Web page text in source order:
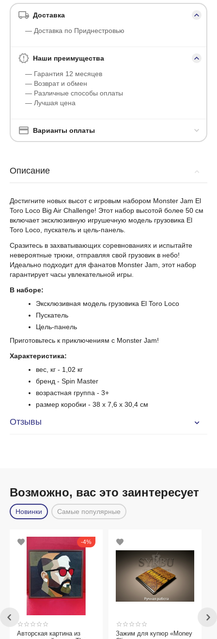
Доставка
— Доставка по Приднестровью
Наши преимущества
— Гарантия 12 месяцев
— Возврат и обмен
— Различные способы оплаты
— Лучшая цена
Варианты оплаты
Описание
Достигните новых высот с игровым набором Monster Jam El
Toro Loco Big Air Challenge! Этот набор высотой более 50 см
включает эксклюзивную игрушечную модель грузовика El
Toro Loco, пускатель и цель-панель.
Сразитесь в захватывающих соревнованиях и испытайте
невероятные трюки, отправляя свой грузовик в небо!
Идеально подходит для фанатов Monster Jam, этот набор
гарантирует часы увлекательной игры.
В наборе:
Эксклюзивная модель грузовика El Toro Loco
Пускатель
Цель-панель
Приготовьтесь к приключениям с Monster Jam!
Характеристика:
вес, кг - 1,02 кг
бренд - Spin Master
возрастная группа - 3+
размер коробки - 38 x 7,6 x 30,4 см
Отзывы
Возможно, вас это заинтересует
Новинки Самые популярные
4%
Авторская картина из
Зажим для купюр «Money